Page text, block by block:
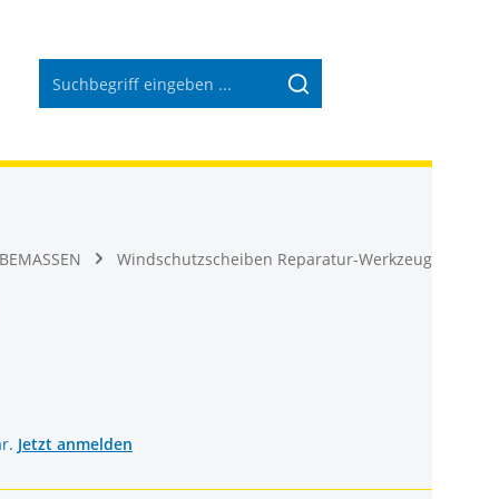
Windschutzscheiben Reparatur-Werkzeug
Jetzt anmelden